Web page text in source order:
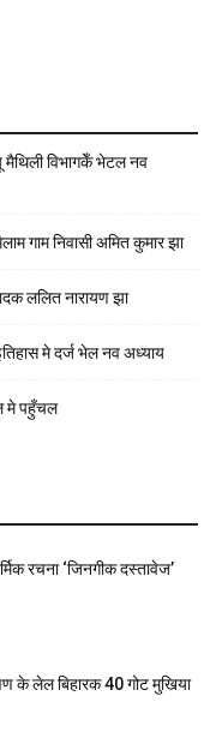
मैथिली विभागकेँ भेटल नव
गाम निवासी अमित कुमार झा
ललित नारायण झा
मे दर्ज भेल नव अध्याय
मे पहुँचल
रचना ‘जिनगीक दस्तावेज’
के लेल बिहारक 40 गोट मुखिया